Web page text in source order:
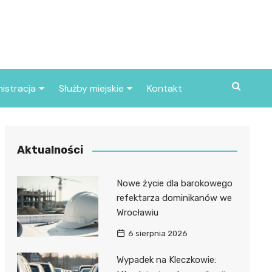
skarbowy
miasta
Służby miejskie
Policja
Kontakt
Aktualności
Nowe życie dla barokowego
refektarza dominikanów we
Wrocławiu
6 sierpnia 2026
Wypadek na Kleczkowie: